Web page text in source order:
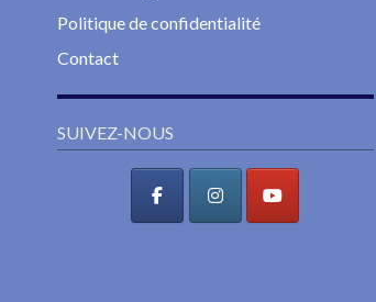
Politique de confidentialité
Contact
SUIVEZ-NOUS